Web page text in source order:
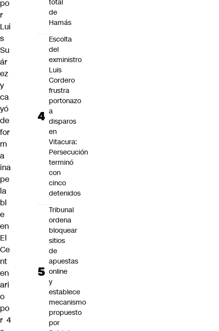
po
r
Lui
s
Su
ár
ez
y
ca
yó
de
for
m
a
ina
pe
la
bl
e
en
El
Ce
nt
en
ari
o
po
r 4
total
de
Hamás
Escolta
del
exministro
Luis
Cordero
frustra
portonazo
a
disparos
en
Vitacura:
Persecución
terminó
con
cinco
detenidos
Tribunal
ordena
bloquear
sitios
de
apuestas
online
y
establece
mecanismo
propuesto
por